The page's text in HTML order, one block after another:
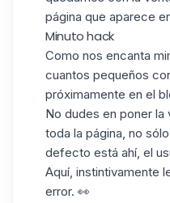
página que aparece
Minuto hack
Como nos encanta
cuantos pequeños
próximamente en el
No dudes en poner la
toda la página, no
defecto está ahí, el
Aquí, instintivamente
error. 👀